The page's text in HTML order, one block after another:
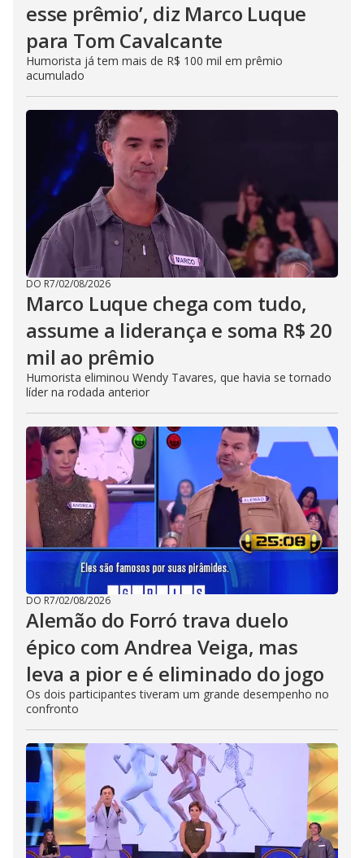
esse prêmio’, diz Marco Luque
para Tom Cavalcante
Humorista já tem mais de R$ 100 mil em prêmio
acumulado
DO R7/02/08/2026
Marco Luque chega com tudo,
assume a liderança e soma R$ 20
mil ao prêmio
Humorista eliminou Wendy Tavares, que havia se tornado
líder na rodada anterior
DO R7/02/08/2026
Alemão do Forró trava duelo
épico com Andrea Veiga, mas
leva a pior e é eliminado do jogo
Os dois participantes tiveram um grande desempenho no
confronto